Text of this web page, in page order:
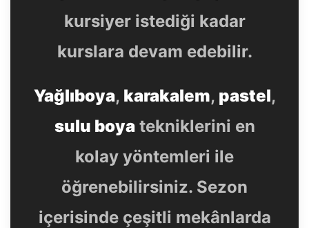
kursiyer istediği kadar
kurslara devam edebilir.
Yağlıboya, karakalem, pastel,
sulu boyatekniklerini en
kolay yöntemleri ile
öğrenebilirsiniz. Sezon
içerisinde çeşitli mekânlarda